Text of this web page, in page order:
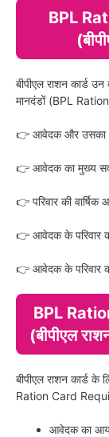
BPL
बीपीएल राशन कार्ड
मानदंडों (BPL
👉 आवेदक और उसका
👉 आवेदक का मुख्य
👉 परिवार की
👉 आवेदक के परिवार
👉 आवेदक के परिवार
BPL
(बीपीएल
बीपीएल राशन कार्ड के
Ration Card
आवेदक का आय